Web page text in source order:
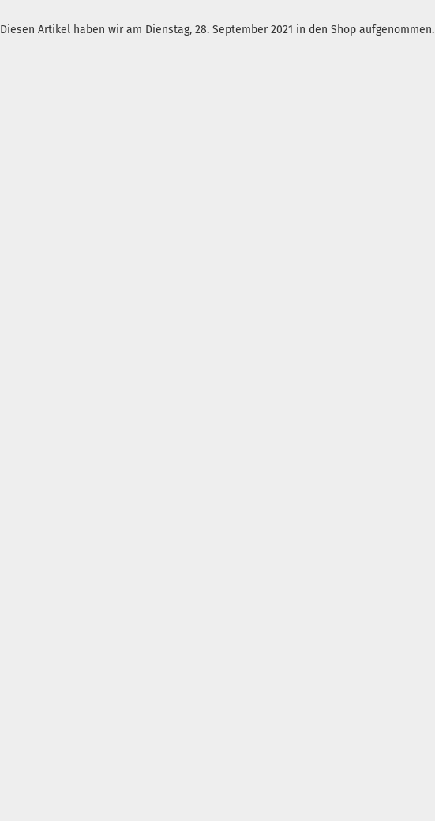
Diesen Artikel haben wir am Dienstag, 28. September 2021 in den Shop aufgenommen.